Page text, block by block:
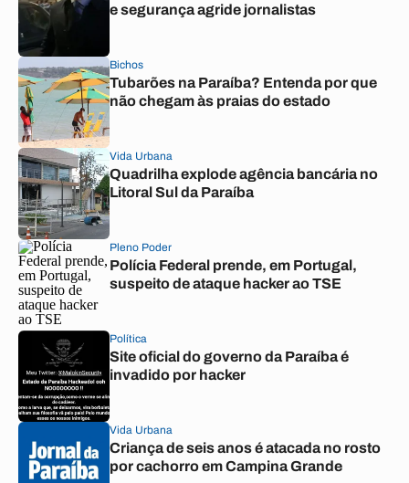
e segurança agride jornalistas
Bichos
Tubarões na Paraíba? Entenda por que
não chegam às praias do estado
Vida Urbana
Quadrilha explode agência bancária no
Litoral Sul da Paraíba
Pleno Poder
Polícia Federal prende, em Portugal,
suspeito de ataque hacker ao TSE
Política
Site oficial do governo da Paraíba é
invadido por hacker
Vida Urbana
Criança de seis anos é atacada no rosto
por cachorro em Campina Grande